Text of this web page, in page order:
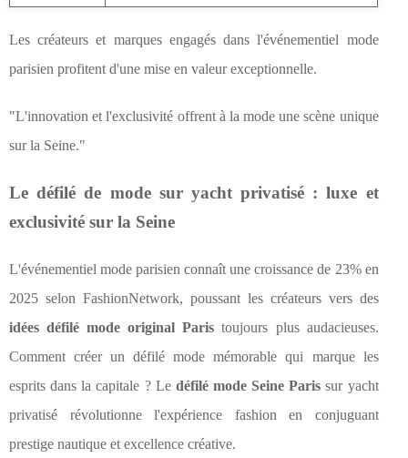
Les créateurs et marques engagés dans l'événementiel mode
parisien profitent d'une mise en valeur exceptionnelle.
"L'innovation et l'exclusivité offrent à la mode une scène unique
sur la Seine."
Le défilé de mode sur yacht privatisé : luxe et
exclusivité sur la Seine
L'événementiel mode parisien connaît une croissance de 23% en
2025 selon FashionNetwork, poussant les créateurs vers des
idées défilé mode original Paris toujours plus audacieuses.
Comment créer un défilé mode mémorable qui marque les
esprits dans la capitale ? Le défilé mode Seine Paris sur yacht
privatisé révolutionne l'expérience fashion en conjuguant
prestige nautique et excellence créative.